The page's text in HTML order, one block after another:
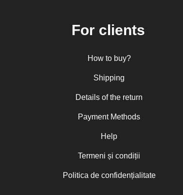
For clients
How to buy?
Shipping
Details of the return
Payment Methods
Help
Termeni și condiții
Politica de confidențialitate